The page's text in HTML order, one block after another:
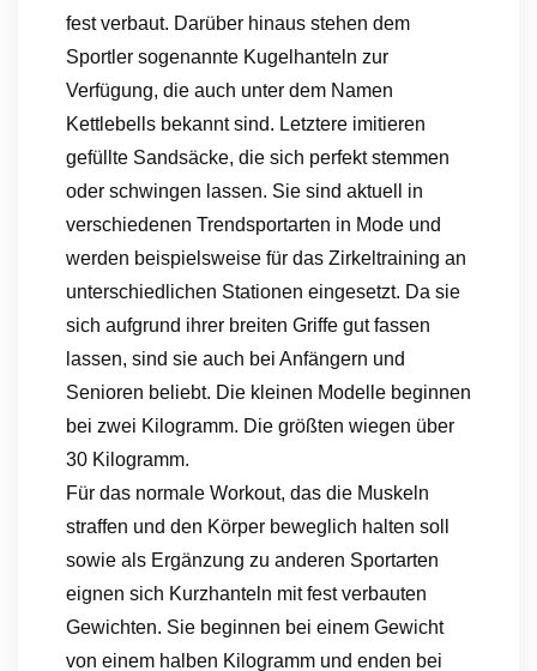
fest verbaut. Darüber hinaus stehen dem
Sportler sogenannte Kugelhanteln zur
Verfügung, die auch unter dem Namen
Kettlebells bekannt sind. Letztere imitieren
gefüllte Sandsäcke, die sich perfekt stemmen
oder schwingen lassen. Sie sind aktuell in
verschiedenen Trendsportarten in Mode und
werden beispielsweise für das Zirkeltraining an
unterschiedlichen Stationen eingesetzt. Da sie
sich aufgrund ihrer breiten Griffe gut fassen
lassen, sind sie auch bei Anfängern und
Senioren beliebt. Die kleinen Modelle beginnen
bei zwei Kilogramm. Die größten wiegen über
30 Kilogramm.
Für das normale Workout, das die Muskeln
straffen und den Körper beweglich halten soll
sowie als Ergänzung zu anderen Sportarten
eignen sich Kurzhanteln mit fest verbauten
Gewichten. Sie beginnen bei einem Gewicht
von einem halben Kilogramm und enden bei